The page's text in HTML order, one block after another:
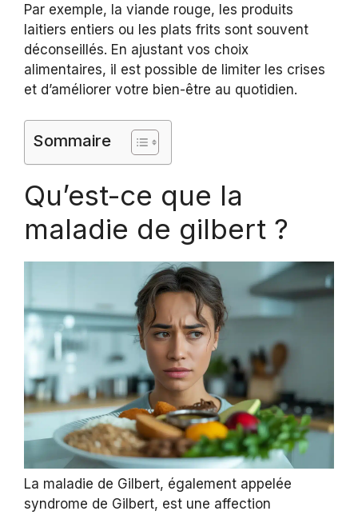
Par exemple, la viande rouge, les produits
laitiers entiers ou les plats frits sont souvent
déconseillés. En ajustant vos choix
alimentaires, il est possible de limiter les crises
et d’améliorer votre bien-être au quotidien.
Sommaire
Qu’est-ce que la
maladie de gilbert ?
La maladie de Gilbert, également appelée
syndrome de Gilbert, est une affection